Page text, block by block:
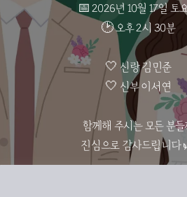
📅 2026년 10월 17일 토
🕑 오후 2시 30분
🤍 신랑 김민준
🤍 신부 이서연
함께해 주시는 모든 분
진심으로 감사드립니다